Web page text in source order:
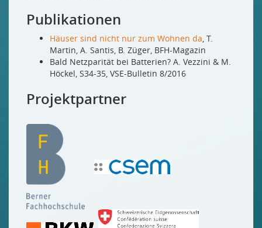
Publikationen
Häuser sind nicht nur zum Wohnen da, T.
Martin, A. Santis, B. Züger, BFH-Magazin
Bald Netzparität bei Batterien? A. Vezzini & M.
Höckel, S34-35, VSE-Bulletin 8/2016
Projektpartner